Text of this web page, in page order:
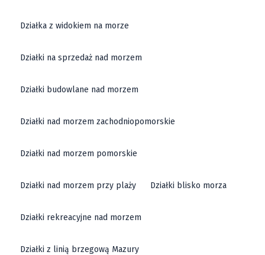
Działka z widokiem na morze
Działki na sprzedaż nad morzem
Działki budowlane nad morzem
Działki nad morzem zachodniopomorskie
Działki nad morzem pomorskie
Działki nad morzem przy plaży Działki blisko morza
Działki rekreacyjne nad morzem
Działki z linią brzegową Mazury